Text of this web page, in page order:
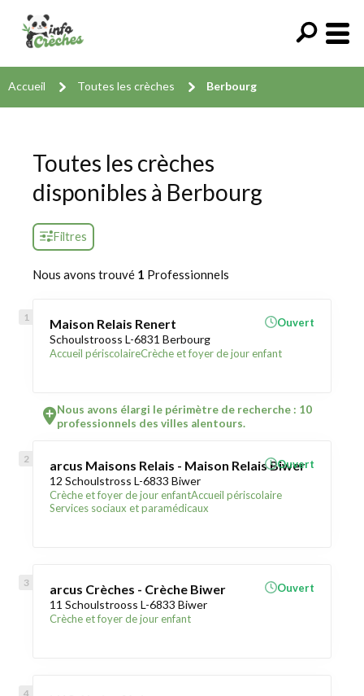
Accueil Toutes les crèches Berbourg
Toutes les crèches
disponibles à Berbourg
Filtres
Nous avons trouvé 1 Professionnels
Maison Relais Renert
Schoulstrooss L-6831 Berbourg
Accueil périscolaireCrèche et foyer de jour enfant
Ouvert
Nous avons élargi le périmètre de recherche : 10
professionnels des villes alentours.
arcus Maisons Relais - Maison Relais Biwer
12 Schoulstross L-6833 Biwer
Crèche et foyer de jour enfantAccueil périscolaire
Services sociaux et paramédicaux
Ouvert
arcus Crèches - Crèche Biwer
11 Schoulstrooss L-6833 Biwer
Crèche et foyer de jour enfant
Ouvert